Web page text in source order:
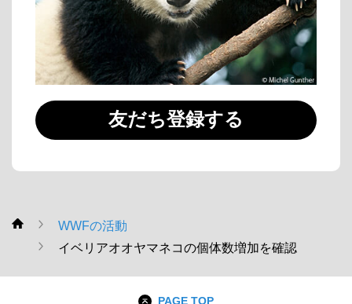
友だち登録する
WWF
WWFの活動
イベリアオオヤマネコの個体数増加を確認
PAGE TOP